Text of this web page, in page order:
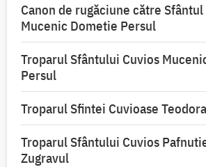
Canon de rugăciune către
Mucenic Dometie Persul
Troparul Sfântului Cuvios
Persul
Troparul Sfintei Cuvioase
Troparul Sfântului Cuvios
Zugravul